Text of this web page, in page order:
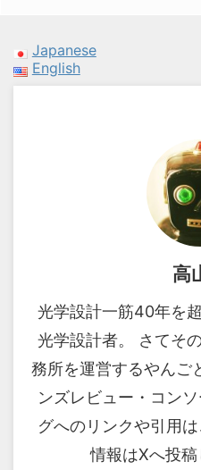
Japanese
English
高
光学設計一筋40年を
光学設計者。 さてそ
務所を運営するやんご
ンズレビュー・コン
グへのリンクや引用
情報はXへ投稿